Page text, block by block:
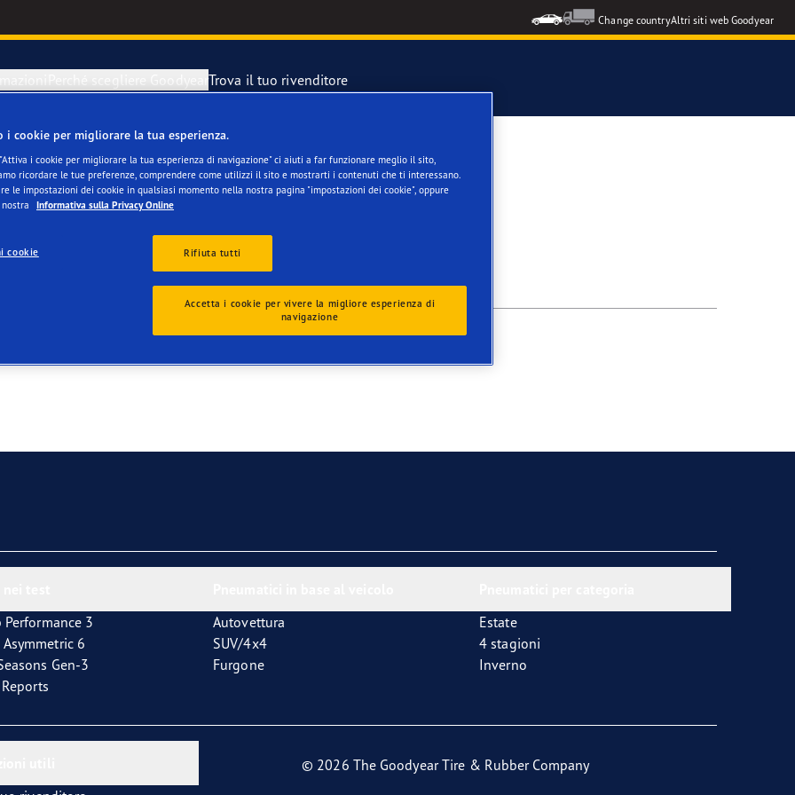
Change countryAltri siti web Goodyear
di un pneumatici sgonfio
di scorta
Perché scegliere Goodyear
Blimp
RACING
Trova il tuo rivenditore
Auto Service Ag
Performance 3
Asymmetric 6
Gen-3
Autovettura
SUV/4x4
Furgone
Estate
4 stagioni
Inverno
© 2026 The Goodyear Tire & Rubber Company
i cookie per migliorare la tua esperienza.
i cookie per migliorare la tua esperienza di navigazione" ci aiuti a far funzionare meglio il sito,
ricordare le tue preferenze, comprendere come utilizzi il sito e mostrarti i contenuti che ti interessano.
le impostazioni dei cookie in qualsiasi momento nella nostra pagina "impostazioni dei cookie", oppure
Informativa sulla Privacy Online
cookie Rifiuta tutti
Accetta i cookie per vivere la migliore esperienza di
navigazione